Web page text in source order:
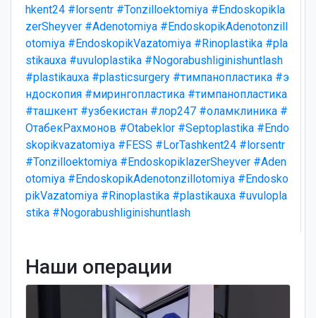
hkent24 #lorsentr #Tonzilloektomiya #Endoskopikla
zerSheyver #Adenotomiya #EndoskopikAdenotonzill
otomiya #EndoskopikVazatomiya #Rinoplastika #pla
stikauxa #uvuloplastika #Nogorabushliginishuntlash
#plastikauxa #plasticsurgery #тимпанопластика #э
ндоскопия #мирингопластика #тимпанопластика
#ташкент #узбекистан #лор247 #оламклиника #
ОтабекРахмонов #Otabeklor #Septoplastika #Endo
skopikvazatomiya #FESS #LorTashkent24 #lorsentr
#Tonzilloektomiya #EndoskopiklazerSheyver #Aden
otomiya #EndoskopikAdenotonzillotomiya #Endosko
pikVazatomiya #Rinoplastika #plastikauxa #uvulopla
stika #Nogorabushliginishuntlash
Наши операции